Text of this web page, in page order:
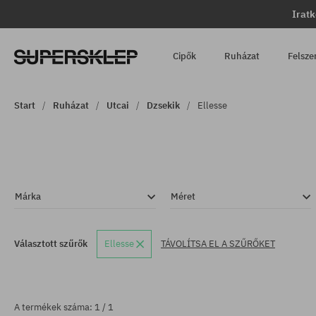
Cipők Ruházat
Start Ruházat Utcai Dzsekik Ellesse
Márka Méret
Választott szűrők Ellesse TÁVOLÍTSA EL A SZŰRŐKET
A termékek száma: 1 / 1